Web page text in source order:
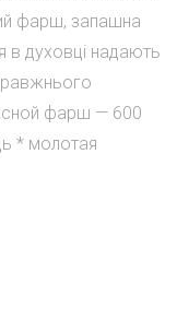
фарш, запашна
в духовці надають
фарш — 600
* молотая